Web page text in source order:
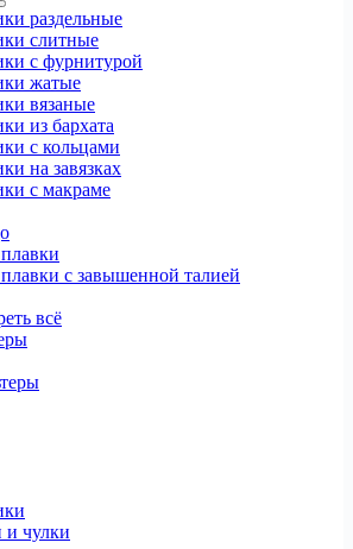
раздельные
слитные
с фурнитурой
жатые
вязаные
из бархата
с кольцами
на завязках
с макраме
с завышенной талией
всё
и чулки